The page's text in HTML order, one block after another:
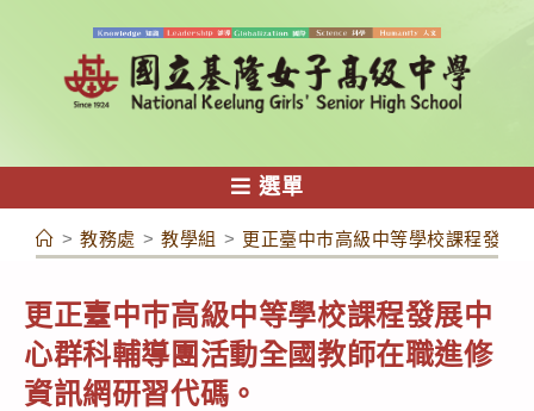
容
選單
> 教務處 > 教學組 > 更正臺中巿高級中等學校課程發展
更正臺中巿高級中等學校課程發展中
心群科輔導團活動全國教師在職進修
資訊網研習代碼。